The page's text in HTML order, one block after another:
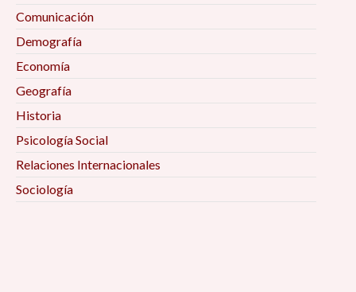
Comunicación
Demografía
Economía
Geografía
Historia
Psicología Social
Relaciones Internacionales
Sociología